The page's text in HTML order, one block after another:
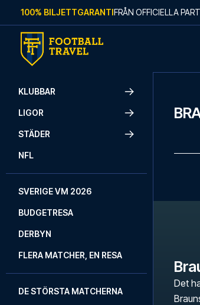
Skip to content
100% BILJETTGARANTIFRÅN OFFICIELLA
KLUBBAR
LIGOR
STÄDER
NFL
SVERIGE VM 2026
BUDGETRESA
DERBYN
FLERA MATCHER, EN RESA
DE STÖRSTA MATCHERNA
Det